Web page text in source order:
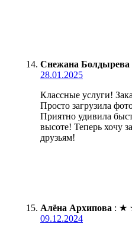
Снежана Болдырева
28.01.2025
Классные услуги!
Просто загрузила
Приятно удивила
высоте! Теперь хочу
друзьям!
Алёна Архипова : ★
09.12.2024